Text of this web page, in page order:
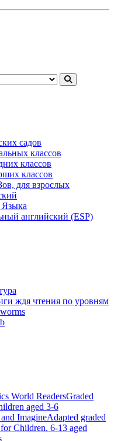
садов
классов
классов
классов
для взрослых
Языка
английский (ESP)
ждя чтения по уровням
World ReadersGraded
aged 3-6
ImagineAdapted graded
Children. 6-13 aged